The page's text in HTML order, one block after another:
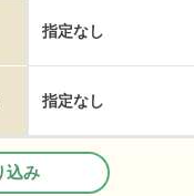
指定なし
指定なし
込み